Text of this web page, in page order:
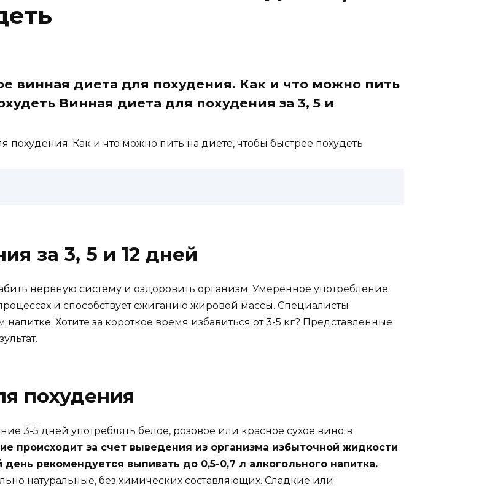
винная диета для похудения. Как и что можно пить
Винная диета для похудения за 3, 5 и
похудения. Как и что можно пить на диете, чтобы быстрее похудеть
за 3, 5 и 12 дней
нервную систему и оздоровить организм. Умеренное употребление
и способствует сжиганию жировой массы. Специалисты
Хотите за короткое время избавиться от 3-5 кг? Представленные
похудения
3-5 дней употреблять белое, розовое или красное сухое вино в
происходит за счет выведения из организма избыточной жидкости
рекомендуется выпивать до 0,5-0,7 л алкогольного напитка.
натуральные, без химических составляющих. Сладкие или